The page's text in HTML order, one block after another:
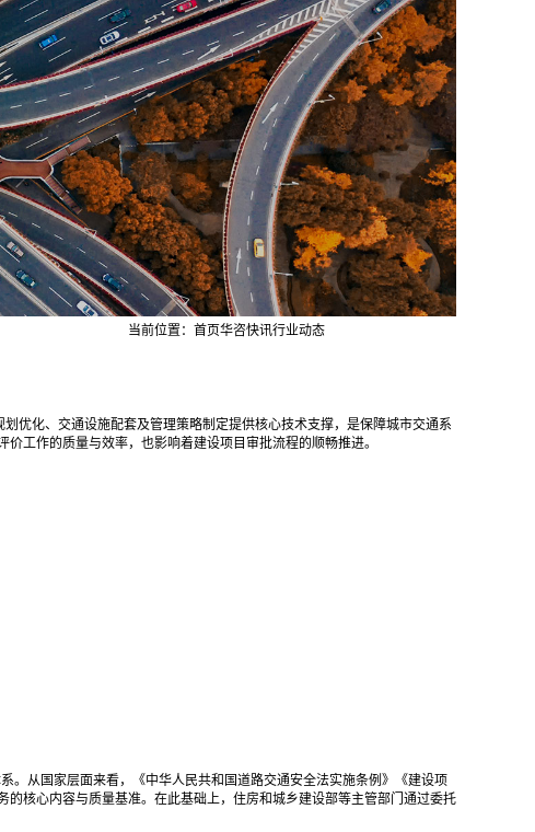
当前位置： 首页华咨快讯行业动态
优化、交通设施配套及管理策略制定提供核心技术支撑，是保障城市交通系
工作的质量与效率，也影响着建设项目审批流程的顺畅推进。
。从国家层面来看，《中华人民共和国道路交通安全法实施条例》《建设项
核心内容与质量基准。在此基础上，住房和城乡建设部等主管部门通过委托